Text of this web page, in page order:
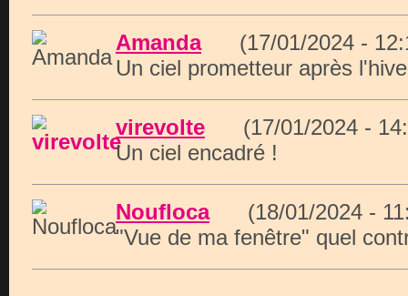
Amanda(17/01/2024 -
Un ciel prometteur après
virevolte (17/01/2024 -
Un ciel encadré !
Noufloca(18/01/2024 -
"Vue de ma fenêtre" quel